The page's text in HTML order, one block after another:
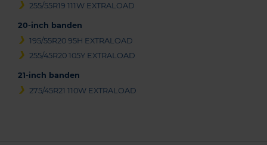
255/55R19 111W EXTRALOAD
20-inch banden
195/55R20 95H EXTRALOAD
255/45R20 105Y EXTRALOAD
21-inch banden
275/45R21 110W EXTRALOAD